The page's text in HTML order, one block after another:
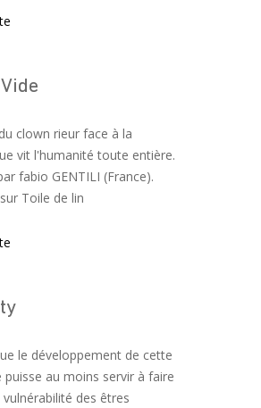
clown rieur face à la
vit l'humanité toute entière.
fabio GENTILI (France).
Toile de lin
le développement de cette
puisse au moins servir à faire
des êtres